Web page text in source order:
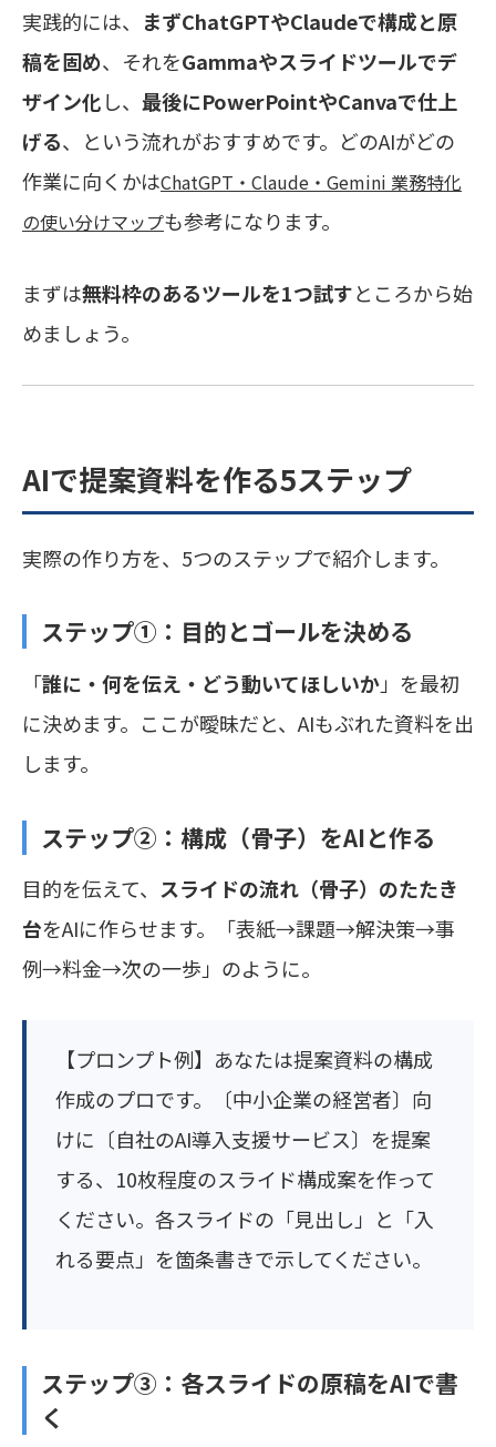
実践的には、
まずChatGPTやClaudeで構成と原
稿を固め、それをGammaやスライドツールでデ
ザイン化し、 最後にPowerPointやCanvaで仕上
げる、という流れがおすすめです。どのAIがどの
作業に向くかはChatGPT・Claude・Gemini 業務特化
の使い分けマップも参考になります。
まずは無料枠のあるツールを1つ試すところから始
めましょう。
AIで提案資料を作る5ステップ
実際の作り方を、5つのステップで紹介します。
ステップ①：目的とゴールを決める
「誰に・何を伝え・どう動いてほしいか」を最初
に決めます。ここが曖昧だと、AIもぶれた資料を出
します。
ステップ②：構成（骨子）をAIと作る
目的を伝えて、 スライドの流れ（骨子）のたたき
台をAIに作らせます。「表紙→課題→解決策→事
例→料金→次の一歩」のように。
【プロンプト例】あなたは提案資料の構成
作成のプロです。〔中小企業の経営者〕向
けに〔自社のAI導入支援サービス〕を提案
する、10枚程度のスライド構成案を作って
ください。各スライドの「見出し」と「入
れる要点」を箇条書きで示してください。
ステップ③：各スライドの原稿をAIで書
く